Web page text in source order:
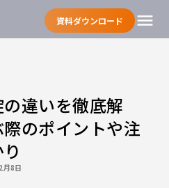
資料ダウンロード menu
違いを徹底解
のポイントや注
月8日